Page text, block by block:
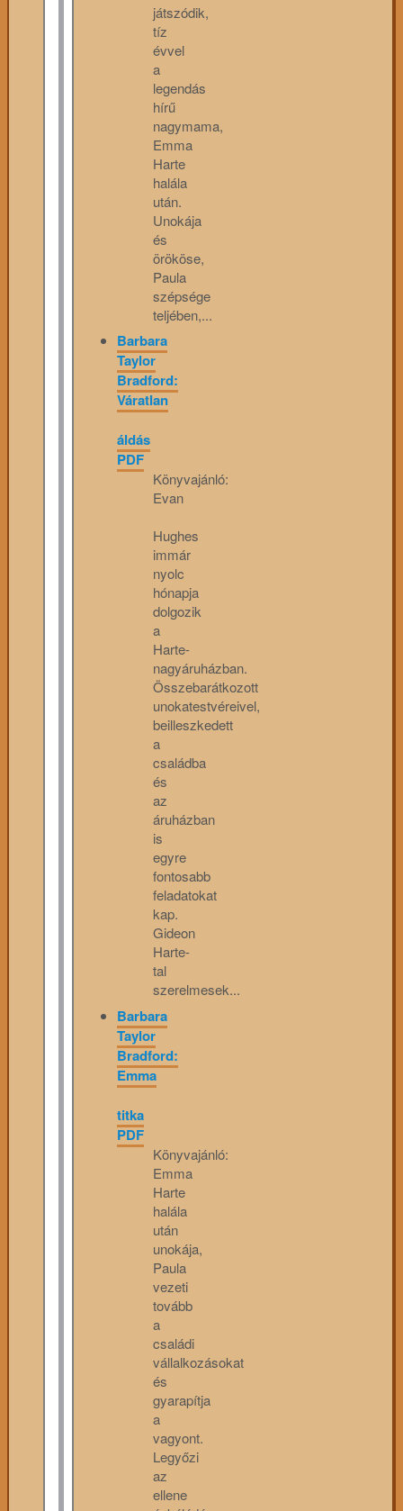
játszódik,
tíz
évvel
a
legendás
hírű
nagymama,
Emma
Harte
halála
után.
Unokája
és
örököse,
Paula
szépsége
teljében,...
Barbara
Taylor
Bradford:
Váratlan
áldás
PDF
Könyvajánló:
Evan
Hughes
immár
nyolc
hónapja
dolgozik
a
Harte-
nagyáruházban.
Összebarátkozott
unokatestvéreivel,
beilleszkedett
a
családba
és
az
áruházban
is
egyre
fontosabb
feladatokat
kap.
Gideon
Harte-
tal
szerelmesek...
Barbara
Taylor
Bradford:
Emma
titka
PDF
Könyvajánló:
Emma
Harte
halála
után
unokája,
Paula
vezeti
tovább
a
családi
vállalkozásokat
és
gyarapítja
a
vagyont.
Legyőzi
az
ellene